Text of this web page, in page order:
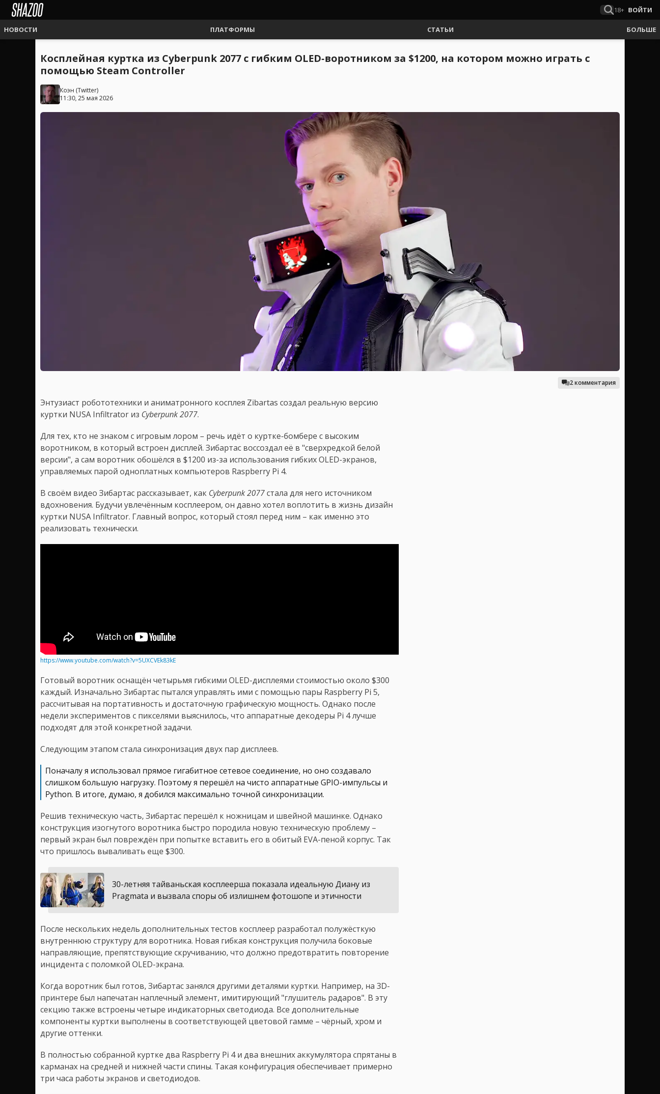
18+ ВОЙТИ
НОВОСТИ ПЛАТФОРМЫ СТАТЬИ БОЛЬШЕ
Косплейная куртка из Cyberpunk 2077 с гибким OLED-воротником за $1200, на котором можно играть с
помощью Steam Controller
Коэн (Twitter)
11:30, 25 мая 2026
2 комментария
Энтузиаст робототехники и аниматронного косплея Zibartas создал реальную версию
куртки NUSA Infiltrator из Cyberpunk 2077.
Для тех, кто не знаком с игровым лором – речь идёт о куртке-бомбере с высоким
воротником, в который встроен дисплей. Зибартас воссоздал её в "сверхредкой белой
версии", а сам воротник обошёлся в $1200 из-за использования гибких OLED-экранов,
управляемых парой одноплатных компьютеров Raspberry Pi 4.
В своём видео Зибартас рассказывает, как Cyberpunk 2077стала для него источником
вдохновения. Будучи увлечённым косплеером, он давно хотел воплотить в жизнь дизайн
куртки NUSA Infiltrator. Главный вопрос, который стоял перед ним – как именно это
реализовать технически.
https://www.youtube.com/watch?v=5UXCVEk83kE
Готовый воротник оснащён четырьмя гибкими OLED-дисплеями стоимостью около $300
каждый. Изначально Зибартас пытался управлять ими с помощью пары Raspberry Pi 5,
рассчитывая на портативность и достаточную графическую мощность. Однако после
недели экспериментов с пикселями выяснилось, что аппаратные декодеры Pi 4 лучше
подходят для этой конкретной задачи.
Следующим этапом стала синхронизация двух пар дисплеев.
Поначалу я использовал прямое гигабитное сетевое соединение, но оно создавало
слишком большую нагрузку. Поэтому я перешёл на чисто аппаратные GPIO-импульсы и
Python. В итоге, думаю, я добился максимально точной синхронизации.
Решив техническую часть, Зибартас перешёл к ножницам и швейной машинке. Однако
конструкция изогнутого воротника быстро породила новую техническую проблему –
первый экран был повреждён при попытке вставить его в обитый EVA-пеной корпус. Так
что пришлось вываливать еще $300.
30-летняя тайваньская косплеерша показала идеальную Диану из
Pragmata и вызвала споры об излишнем фотошопе и этичности
После нескольких недель дополнительных тестов косплеер разработал полужёсткую
внутреннюю структуру для воротника. Новая гибкая конструкция получила боковые
направляющие, препятствующие скручиванию, что должно предотвратить повторение
инцидента с поломкой OLED-экрана.
Когда воротник был готов, Зибартас занялся другими деталями куртки. Например, на 3D-
принтере был напечатан наплечный элемент, имитирующий "глушитель радаров". В эту
секцию также встроены четыре индикаторных светодиода. Все дополнительные
компоненты куртки выполнены в соответствующей цветовой гамме – чёрный, хром и
другие оттенки.
В полностью собранной куртке два Raspberry Pi 4 и два внешних аккумулятора спрятаны в
карманах на средней и нижней части спины. Такая конфигурация обеспечивает примерно
три часа работы экранов и светодиодов.